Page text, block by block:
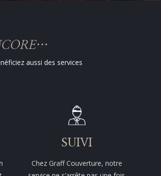
aussi des services
SUIVI
Chez Graff Couverture, notre